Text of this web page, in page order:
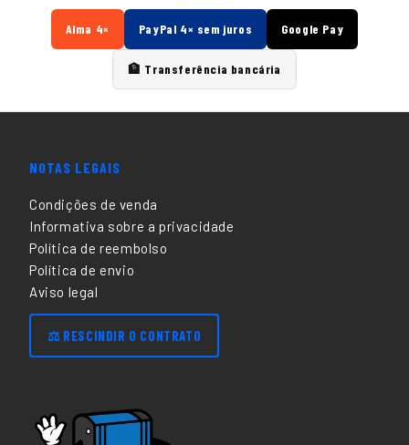
Alma 4× PayPal 4× sem juros Google Pay
🏦 Transferência bancária
NOTAS LEGAIS
Condições de venda
Informativa sobre a privacidade
Política de reembolso
Política de envio
Aviso legal
⚖️ RESCINDIR O CONTRATO